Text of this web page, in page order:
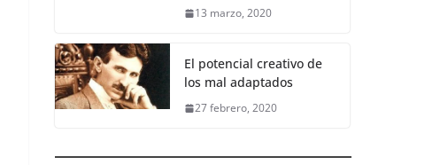
13 marzo, 2020
El potencial creativo de
los mal adaptados
27 febrero, 2020